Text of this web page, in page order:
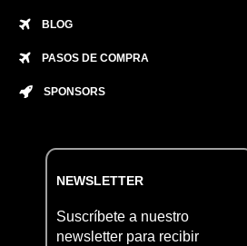
BLOG
PASOS DE COMPRA
SPONSORS
NEWSLETTER
Suscríbete a nuestro
newsletter para recibir